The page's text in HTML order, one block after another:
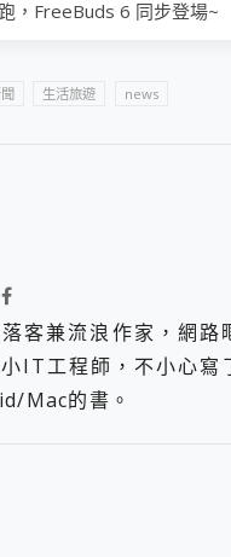
，FreeBuds 6 同步登場~
生活旅遊 news
客兼流浪作家，網路
IT工程師，不小心寫
Mac的書。